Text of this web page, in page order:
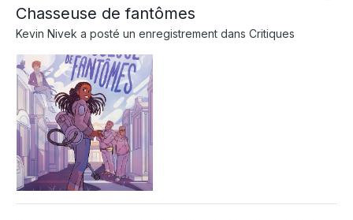
Chasseuse de fantômes
Kevin Nivek a posté un enregistrement dans Critiques